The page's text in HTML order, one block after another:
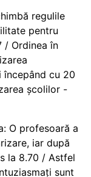
regulile
pentru
/ Ordinea în
cu 20
școlilor -
O profesoară a
iar după
la 8.70 / Astfel
sunt